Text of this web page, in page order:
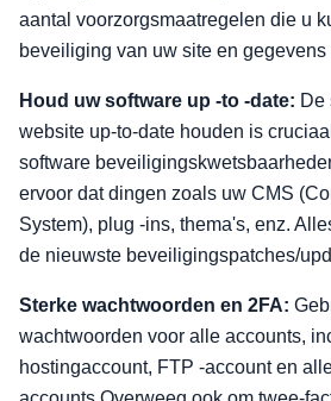
aantal voorzorgsmaatregelen die u
beveiliging van uw site en gegevens
Houd uw software up -to -date: De
website up-to-date houden is
software
ervoor dat dingen zoals uw CMS
System), plug -ins, thema's, enz.
de nieuwste beveiligingspatches/
Sterke wachtwoorden en 2FA:
wachtwoorden voor alle accounts,
hostingaccount, FTP -account en